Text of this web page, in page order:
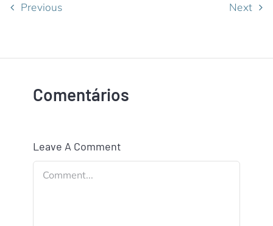
Previous Next
Comentários
Leave A Comment
Comment